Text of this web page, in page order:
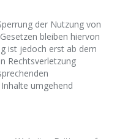
der Nutzung von
bleiben hiervon
ist jedoch erst ab dem
Rechtsverletzung
umgehend